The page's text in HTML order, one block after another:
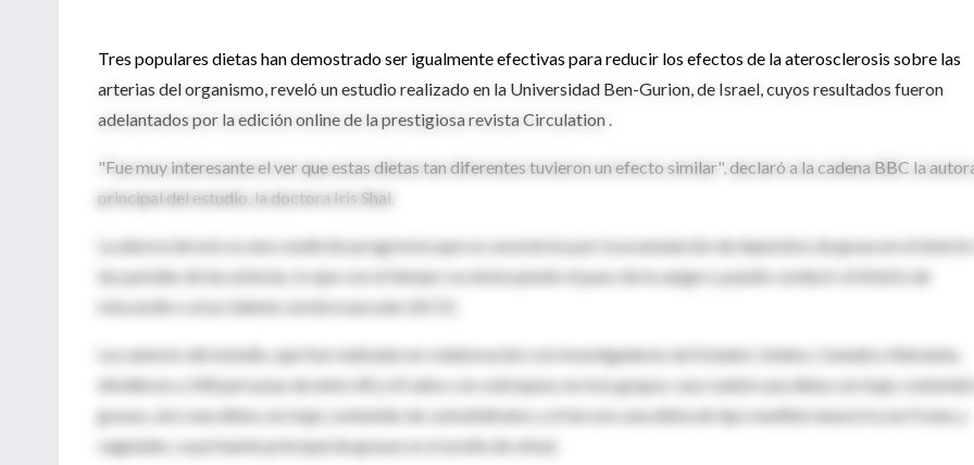
Tres populares dietas han demostrado ser igualmente efectivas para reducir los efectos de la aterosclerosis sobre las
arterias del organismo, reveló un estudio realizado en la Universidad Ben-Gurion, de Israel, cuyos resultados fueron
adelantados por la edición online de la prestigiosa revista Circulation .
"Fue muy interesante el ver que estas dietas tan diferentes tuvieron un efecto similar", declaró a la cadena BBC la
principal del estudio, la doctora Iris Shai.
La aterosclerosis es una condición progresiva que se caracteriza por la acumulación de depósitos de grasa en el interior
las paredes de las arterias, lo que con el tiempo va obstruyendo el paso de la sangre y puede conducir al infarto de
miocardio o al accidente cerebrovascular (ACV).
Los autores del estudio, que fue realizado en colaboración con investigadores de Estados Unidos, Canadá y Alemania,
dividieron a 140 personas de entre 40 y 65 años con sobrepeso en tres grupos: uno realizó una dieta con bajo contenido
grasas, otro una dieta con bajo contenido de carbohidratos y el tercero una dieta de tipo mediterránea (rica en frutas y
vegetales, cuya fuente principal de grasas es el aceite de oliva).